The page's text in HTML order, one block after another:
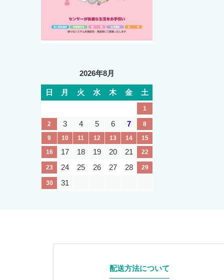
2026年8月
日 月 火 水 木 金 土
1
2 3 4 5 6 7
8
9
10 11 12 13 14
15
16
17 18 19 20 21 22
23 24 25 26 27 28 29
30 31
配送方法について